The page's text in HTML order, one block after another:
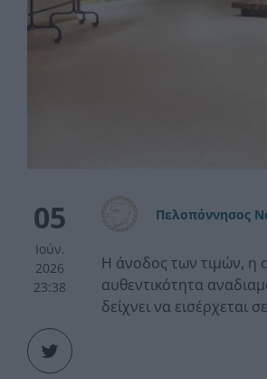
05
Ιούν.
2026
23:38
Πελοπόννησος
Η άνοδος των τιμών, η
αυθεντικότητα
δείχνει να εισέρχεται